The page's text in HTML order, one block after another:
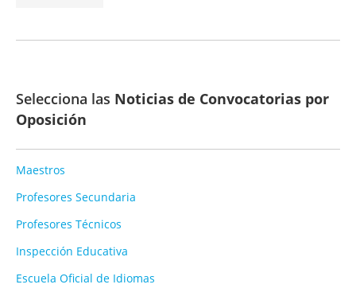
Selecciona las Noticias de Convocatorias por
Oposición
Maestros
Profesores Secundaria
Profesores Técnicos
Inspección Educativa
Escuela Oficial de Idiomas